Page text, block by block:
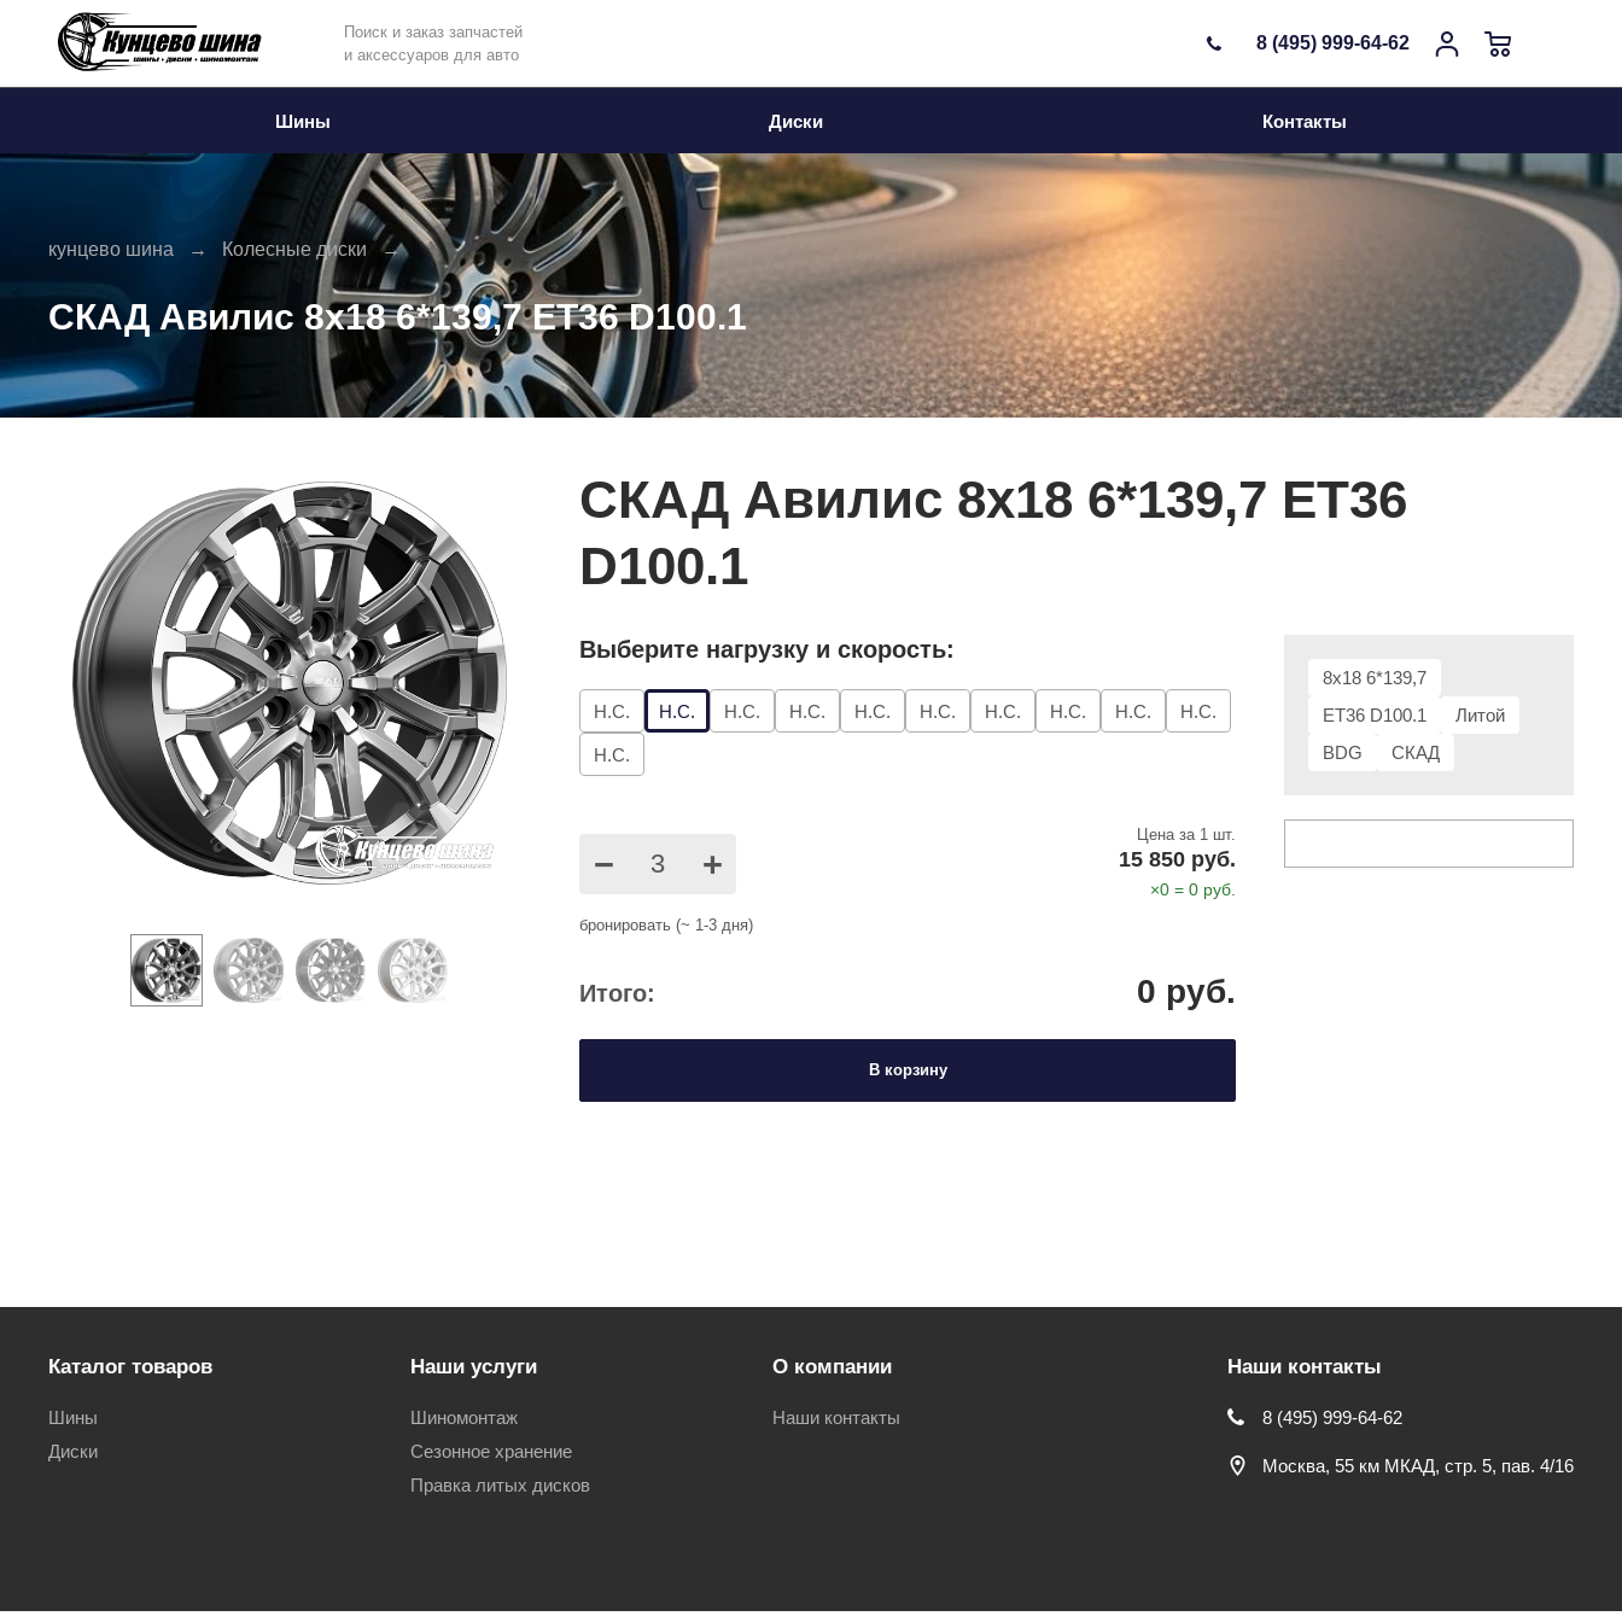
Поиск и заказ запчастей
и аксессуаров для авто
8 (495) 999-64-62
Шины Диски Контакты
кунцево шина Колесные диски
СКАД Авилис 8x18 6*139,7 ET36 D100.1
СКАД Авилис 8x18 6*139,7 ET36
D100.1
8x18 6*139,7
ET36 D100.1
Литой
BDG
СКАД
Выберите нагрузку и скорость:
Н.С. Н.С. Н.С. Н.С. Н.С. Н.С. Н.С. Н.С. Н.С. Н.С.
Н.С.
− +
Цена за 1 шт.
15 850 руб.
×0 = 0 руб.
бронировать (~ 1-3 дня)
Итого: 0 руб.
В корзину
Каталог товаров
Шины
Диски
Наши услуги
Шиномонтаж
Сезонное хранение
Правка литых дисков
О компании
Наши контакты
Наши контакты
8 (495) 999-64-62
Москва, 55 км МКАД, стр. 5, пав. 4/16